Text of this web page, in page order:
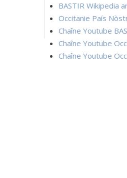
BASTIR Wikipedia
Occitanie País
Chaîne Youtube
Chaîne Youtube
Chaîne Youtube